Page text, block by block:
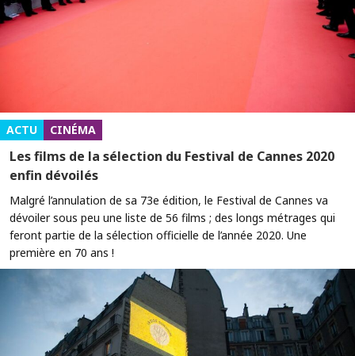
ACTU CINÉMA
Les films de la sélection du Festival de Cannes 2020
enfin dévoilés
Malgré l’annulation de sa 73e édition, le Festival de Cannes va
dévoiler sous peu une liste de 56 films ; des longs métrages qui
feront partie de la sélection officielle de l’année 2020. Une
première en 70 ans !